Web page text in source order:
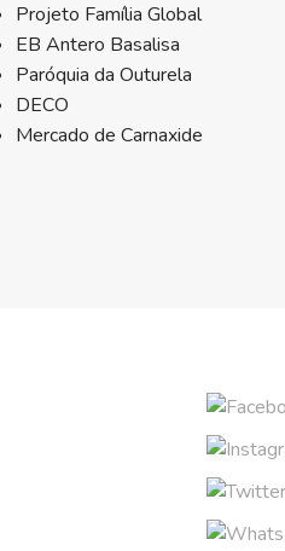
Projeto Família Global
EB Antero Basalisa
Paróquia da Outurela
DECO
Mercado de Carnaxide